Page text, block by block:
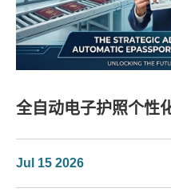
全自动电子护照个性
Jul 15 2026